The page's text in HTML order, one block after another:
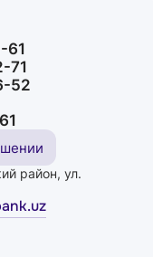
61
71
52
район, ул.